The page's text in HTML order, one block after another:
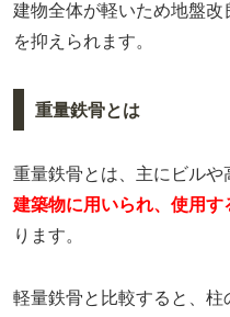
建物全体が軽いため地盤改
を抑えられます。
重量鉄骨とは
重量鉄骨とは、主にビルや
建築物に用いられ、使用
ります。
軽量鉄骨と比較すると、